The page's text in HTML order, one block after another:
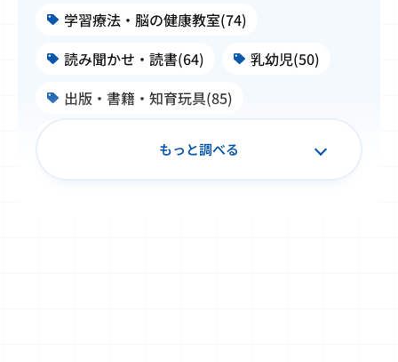
学習療法・脳の健康教室(74)
読み聞かせ・読書(64)
乳幼児(50)
出版・書籍・知育玩具(85)
もっと調べる